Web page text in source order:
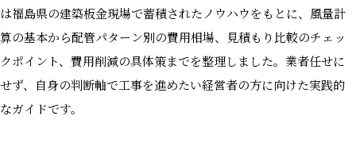
は福島県の建築板金現場で蓄積されたノウハウをもとに、風量計
算の基本から配管パターン別の費用相場、見積もり比較のチェッ
クポイント、費用削減の具体策までを整理しました。業者任せに
せず、自身の判断軸で工事を進めたい経営者の方に向けた実践的
なガイドです。